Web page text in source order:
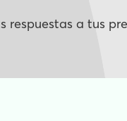
respuestas a tus